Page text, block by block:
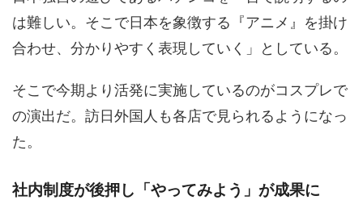
は難しい。そこで日本を象徴する『アニメ』を掛け
合わせ、分かりやすく表現していく」としている。
そこで今期より活発に実施しているのがコスプレで
の演出だ。訪日外国人も各店で見られるようになっ
た。
社内制度が後押し「やってみよう」が成果に